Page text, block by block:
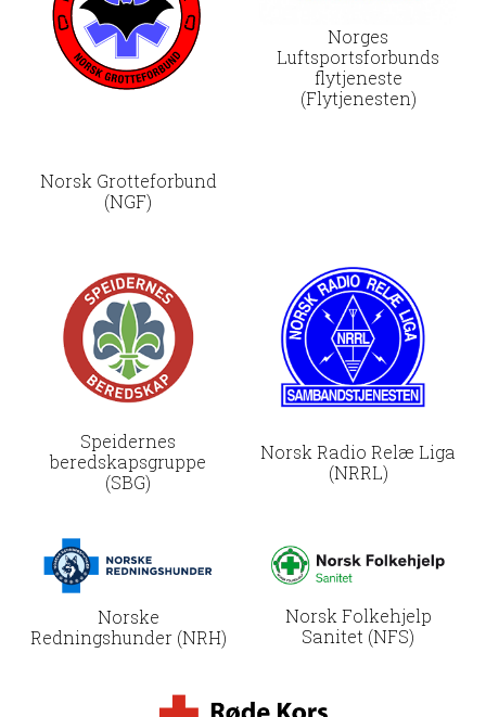
Norsk Grotteforbund
(NGF)
Norges
Luftsportsforbunds
flytjeneste
(Flytjenesten)
Speidernes
beredskapsgruppe
(SBG)
Norsk Radio Relæ Liga
(NRRL)
Norske
Redningshunder (NRH)
Norsk Folkehjelp
Sanitet (NFS)